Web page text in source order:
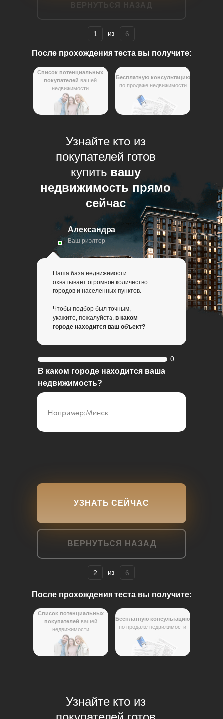
ВЕРНУТЬСЯ НАЗАД
1 6
из
После прохождения теста вы получите:
Бесплатную консультацию
по продаже недвижимости
Список потенциальных
покупателей вашей
недвижимости
В каком городе находится ваша
недвижимость?
0
ВЕРНУТЬСЯ НАЗАД
УЗНАТЬ СЕЙЧАС
2 6
из
Узнайте кто из
покупателей готов
купить вашу
недвижимость прямо
сейчас
Александра
Ваш риэлтер
Наша база недвижимости
охватывает огромное количество
городов и населенных пунктов.
Чтобы подбор был точным,
укажите, пожалуйста, в каком
городе находится ваш объект?
После прохождения теста вы получите:
Список потенциальных
покупателей вашей
недвижимости
Бесплатную консультацию
по продаже недвижимости
Узнайте кто из